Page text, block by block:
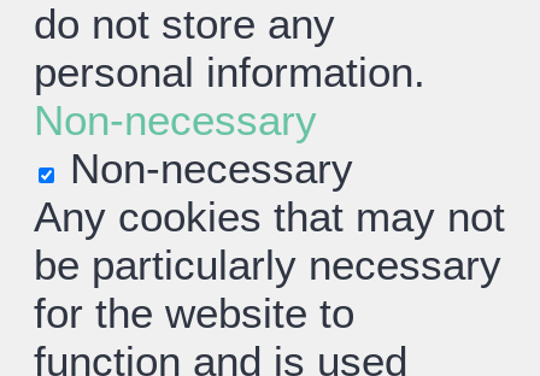
do not store any
personal information.
Non-necessary
Non-necessary
Any cookies that may not
be particularly necessary
for the website to
function and is used